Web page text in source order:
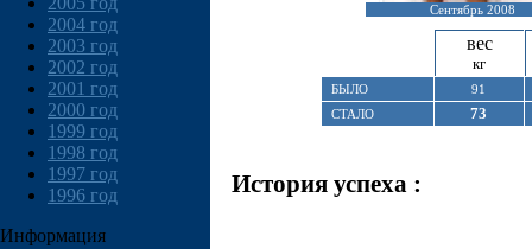
2004 год
2003 год
2002 год
2001 год
2000 год
1999 год
1998 год
1997 год
1996 год
Информация
Сентябрь 2008
вес
кг
БЫЛО
91
СТАЛО
73
История успеха :